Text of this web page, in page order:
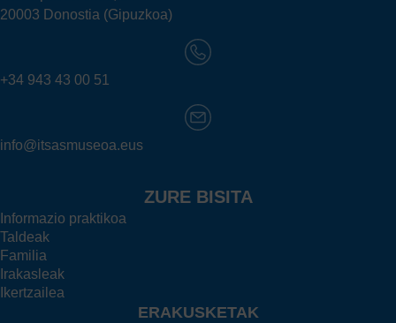
20003 Donostia (Gipuzkoa)
+34 943 43 00 51
info@itsasmuseoa.eus
ZURE BISITA
Informazio praktikoa
Taldeak
Familia
Irakasleak
Ikertzailea
ERAKUSKETAK